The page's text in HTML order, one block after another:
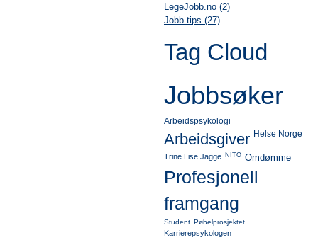
LegeJobb.no (2)
Jobb tips (27)
Tag Cloud
Jobbsøker
Arbeidspsykologi
Arbeidsgiver Helse Norge
Trine Lise Jagge NITO Omdømme
Profesjonell
framgang
Student Pøbelprosjektet
Karrierepsykologen